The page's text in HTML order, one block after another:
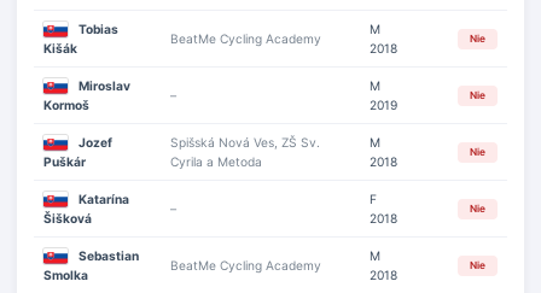
Tobias
Kišák
BeatMe Cycling Academy
M
2018
Nie
Miroslav
Kormoš
–
M
2019
Nie
Jozef
Puškár
Spišská Nová Ves, ZŠ Sv.
Cyrila a Metoda
M
2018
Nie
Katarína
Šišková
–
F
2018
Nie
Sebastian
Smolka
BeatMe Cycling Academy
M
2018
Nie